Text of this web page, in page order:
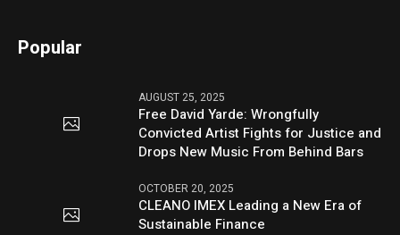
Popular
AUGUST 25, 2025
Free David Yarde: Wrongfully
Convicted Artist Fights for Justice and
Drops New Music From Behind Bars
OCTOBER 20, 2025
CLEANO IMEX Leading a New Era of
Sustainable Finance